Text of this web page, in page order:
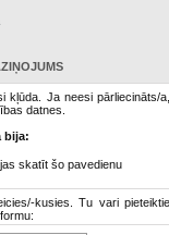
kļūda. Ja neesi pārliecināts/
datnes.
bija:
skatīt šo pavedienu
kusies. Tu vari